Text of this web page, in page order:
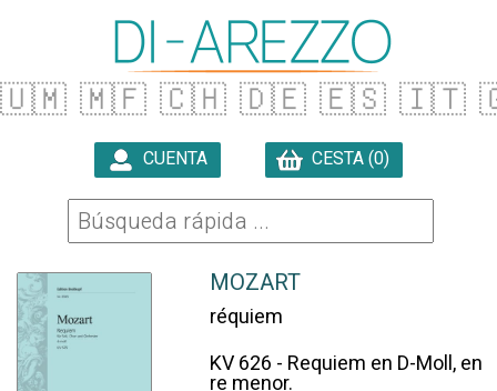
🇺🇲 🇲🇫 🇨🇭 🇩🇪 🇪🇸 🇮🇹
CUENTA CESTA (0)
MOZART
réquiem
KV 626 - Requiem en D-Moll, en
re menor.